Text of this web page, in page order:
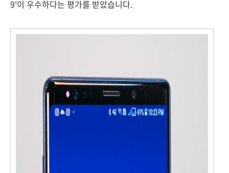
9'이 우수하다는 평가를 받았습니다.